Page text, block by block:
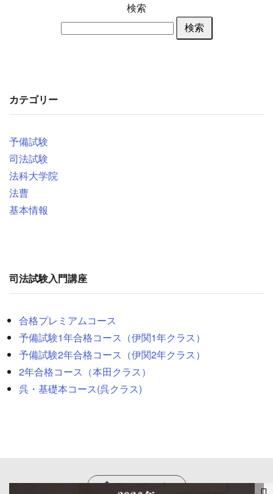
検索
検索
カテゴリー
予備試験
司法試験
法科大学院
法曹
基本情報
司法試験入門講座
合格プレミアムコース
予備試験1年合格コース（伊関1年クラス）
予備試験2年合格コース（伊関2年クラス）
2年合格コース（本田クラス）
呉・基礎本コース(呉クラス)
ページトップへ